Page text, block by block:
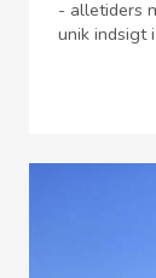
- alletiders
unik indsigt